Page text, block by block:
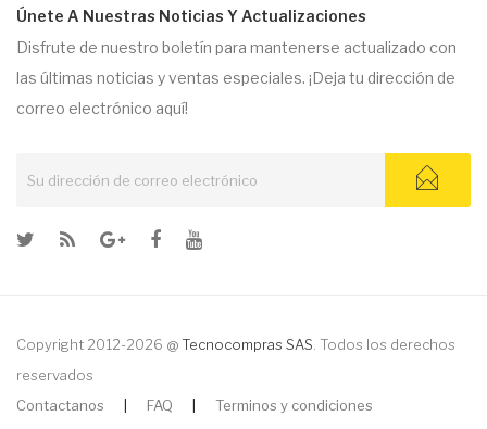
Únete A Nuestras Noticias Y Actualizaciones
Disfrute de nuestro boletín para mantenerse actualizado con
las últimas noticias y ventas especiales. ¡Deja tu dirección de
correo electrónico aquí!
Copyright 2012-2026 @ Tecnocompras SAS . Todos los derechos
reservados
Contactanos
FAQ Terminos y condiciones